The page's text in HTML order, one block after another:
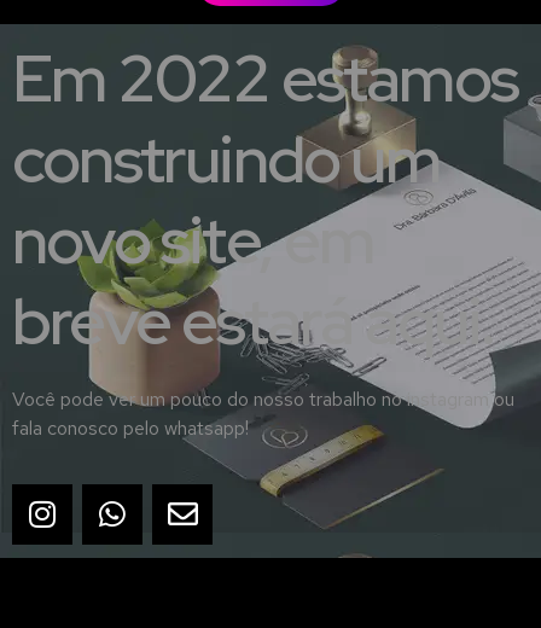
Em 2022 estamos
construindo um
novo site, em
breve estará aqui.
Você pode ver um pouco do nosso trabalho no instagram ou
fala conosco pelo whatsapp!